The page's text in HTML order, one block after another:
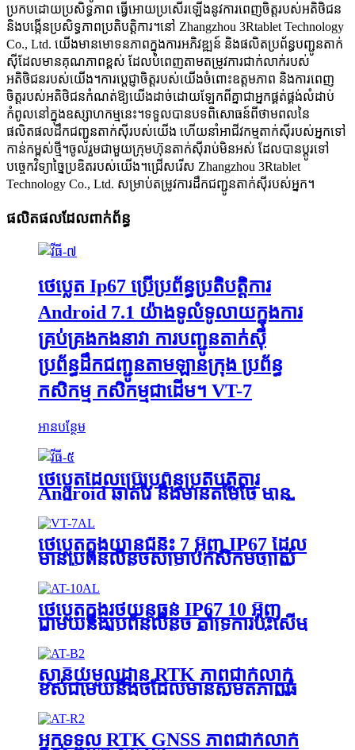
ប្រកបដោយប្រសិទ្ធភាព ធ្វើអោយប្រសើរឡើងនូវការពេញចិត្តរបស់អតិថិជន
និងបង្កើនប្រសិទ្ធភាពប្រតិបត្តិការ។នៅ Zhangzhou 3Rtablet Technology
Co., Ltd. យើងមានមោទនភាពក្នុងការអភិវឌ្ឍន៍ និងផលិតប្រព័ន្ធបញ្ជូនតាក់
ស៊ីដែលមានគុណភាពខ្ពស់ ដែលបំពេញតាមតម្រូវការជាក់លាក់របស់
អតិថិជនរបស់យើង។ការប្តេជ្ញាចិត្តរបស់យើងចំពោះឧត្តមភាព និងការពេញ
ចិត្តរបស់អតិថិជនកំណត់ឱ្យយើងដាច់ដោយឡែកពីគ្នាជាអ្នកផ្គត់ផ្គង់លំដាប់
កំពូលនៅក្នុងឧស្សាហកម្មនេះ។ទទួលបានបទពិសោធន៍ពីថាមពលនៃ
ផលិតផលដឹកជញ្ជូនតាក់ស៊ីរបស់យើង ហើយនាំអាជីវកម្មតាក់ស៊ីរបស់អ្នកទៅ
កាន់កម្ពស់ថ្មី។ចូលរួមជាមួយក្រុមហ៊ុនតាក់ស៊ីរាប់មិនអស់ ដែលបានប្តូរទៅ
បច្ចេកវិទ្យាច្នៃប្រឌិតរបស់យើង។ជ្រើសរើស Zhangzhou 3Rtablet
Technology Co., Ltd. សម្រាប់តម្រូវការដឹកជញ្ជូនតាក់ស៊ីរបស់អ្នក។
ផលិតផលដែលពាក់ព័ន្ធ
ថេប្លេត Ip67 ប្រើប្រព័ន្ធប្រតិបត្តិការ
Android 7.1 យ៉ាងទូលំទូលាយក្នុងការ
គ្រប់គ្រងកងនាវា ការបញ្ជូនតាក់ស៊ី
ប្រព័ន្ធដឹកជញ្ជូនតាមឡានក្រុង ប្រព័ន្ធ
កសិកម្ម កសិកម្មជាដើម។ VT-7
អាន​បន្ថែម
ថេប្លេតដែលប្រើប្រព័ន្ធប្រតិបត្តិការ
Android ឆ្លាតវៃ និងមានតម្លៃថ្លៃ មាន
ការគ្រប់គ្រងកងនាវាពាណិជ្ជកម្ម VT-5
ថេប្លេតក្នុងយានជំនិះ 7 អ៊ីញ IP67 ដែល
មានប្រព័ន្ធលីនុចសម្រាប់កសិកម្មច្បាស់
និងយានជំនិះពិសេសផ្សេងទៀត
ថេប្លេតក្នុងរថយន្តធន់ IP67 10 អ៊ីញ
ជាមួយនឹងប្រព័ន្ធលីនុច គាំទ្រការប៉ះសើម
ការគ្រប់គ្រងកងនាវា ការរុករករ៉ែ និងយាន
ជំនិះពិសេសផ្សេងទៀត
ស្ថានីយ៍មូលដ្ឋាន RTK ភាពជាក់លាក់
ខ្ពស់ជាមួយនឹងថ្មដែលមានសមត្ថភាពធំ
ម៉ាស៊ីនកសិកម្ម
អ្នកទទួល RTK GNSS ភាពជាក់លាក់